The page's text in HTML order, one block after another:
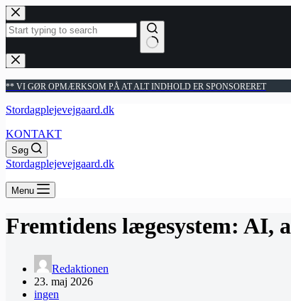
Fortsæt
til
indhold
Ingen
resultater
** VI GØR OPMÆRKSOM PÅ AT ALT INDHOLD ER SPONSORERET
Stordagplejevejgaard.dk
KONTAKT
Søg
Stordagplejevejgaard.dk
Menu
Fremtidens lægesystem: AI,
Redaktionen
23. maj 2026
ingen